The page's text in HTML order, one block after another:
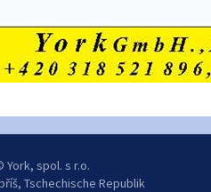
York, spol. s r.o.
Tschechische Republik